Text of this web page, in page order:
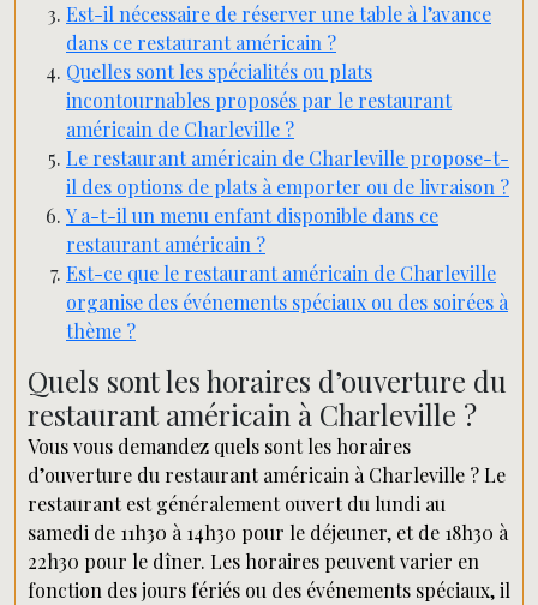
Est-il nécessaire de réserver une table à l’avance
dans ce restaurant américain ?
Quelles sont les spécialités ou plats
incontournables proposés par le restaurant
américain de Charleville ?
Le restaurant américain de Charleville propose-t-
il des options de plats à emporter ou de livraison ?
Y a-t-il un menu enfant disponible dans ce
restaurant américain ?
Est-ce que le restaurant américain de Charleville
organise des événements spéciaux ou des soirées à
thème ?
Quels sont les horaires d’ouverture du
restaurant américain à Charleville ?
Vous vous demandez quels sont les horaires
d’ouverture du restaurant américain à Charleville ? Le
restaurant est généralement ouvert du lundi au
samedi de 11h30 à 14h30 pour le déjeuner, et de 18h30 à
22h30 pour le dîner. Les horaires peuvent varier en
fonction des jours fériés ou des événements spéciaux, il